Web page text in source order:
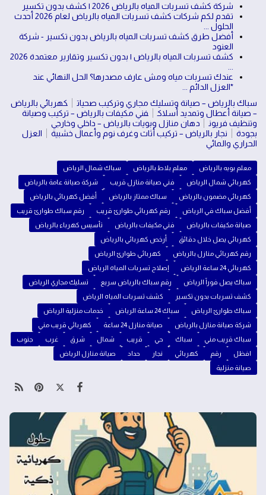
شركة كشف تسربات المياه بالرياض 2026 | كشف بدون تكسير
تقدم لكم شركات كشف تسربات المياه بالرياض لعام 2026 أحدث
الحلول ...
أفضل طرق كشف تسربات المياه بالرياض بدون تكسير - شركة
العنود
كشف تسربات المياه بالرياض | بدون تكسير وتقارير معتمدة 2026
عندك تسربات مياه ومش عارف مصدرها؟ الحل النهائي عند
*العزل الدائم ...
سباك بالرياض – صيانة وتسليك مجاري وتركيب صحيات
كهربائي بالرياض
– صيانة أعطال وتمديد أسلاك
فني مكيفات بالرياض – تركيب وصيانة
وتنظيف فريون
دهان منازل وبويات بالرياض – داخلي وخارجي
بجودة
نجار بالرياض – تركيب أثاث وغرف نوم وأعمال خشبية
العزل
الحراري والمائي
معلم بويه بالرياض معلم بلاط بالرياض
سباك شمال الرياض
كهربائي شمال الرياض
فني صيانة منازل قريب
شركة صيانة عامة بالرياض
كهربائي مضمون بالرياض
سباك ممتاز بالرياض
أفضل كهربائي بالرياض
أفضل سباك في الرياض
رقم كهربائي طوارئ قريب
رقم سباك طوارئ قريب
صيانة مكيفات بالرياض
فني مكيفات بالرياض
تأسيس كهرباء بالرياض
كهربائي يصل خلال دقائق
أرخص كهربائي بالرياض
رقم كهربائي منازل بالرياض
كهربائي طوارئ الرياض
كهربائي 24 ساعة الرياض
إصلاح تسربات المياه الرياض
سباك يصل فوراً الرياض
رقم سباك بالرياض سريع
تسليك مجاري الرياض
كشف تسربات بدون تكسير
كشف تسربات المياه الرياض
سباك طوارئ الرياض
سباك 24 ساعة الرياض
خدمات منزلية الرياض
شركة صيانة منازل بالرياض
صيانة منازل 24 ساعة
كهربائي قريب مني
سباك قريب مني
سباك حي قريب شمال شرق غرب
جنوب
افظل
رقم كهربائي نجار حداد
صيانة منازل الرياض
صيانة منزلية